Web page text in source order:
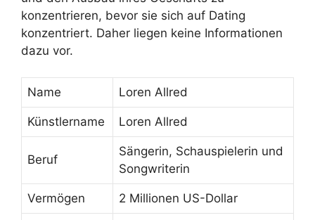
konzentrieren, bevor sie sich auf Dating
konzentriert. Daher liegen keine Informationen
dazu vor.
Name Loren Allred
Künstlername Loren Allred
Beruf
Sängerin, Schauspielerin und
Songwriterin
Vermögen 2 Millionen US-Dollar